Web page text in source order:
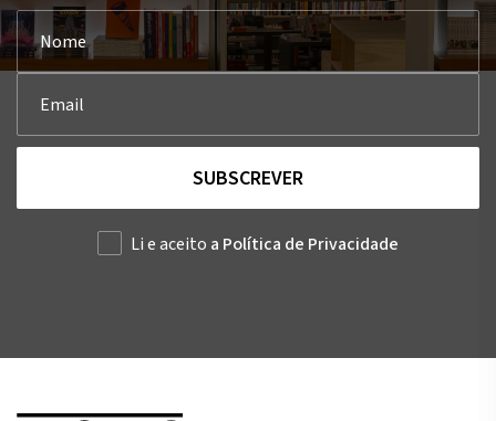
SUBSCREVER
Li e aceito a Política de Privacidade